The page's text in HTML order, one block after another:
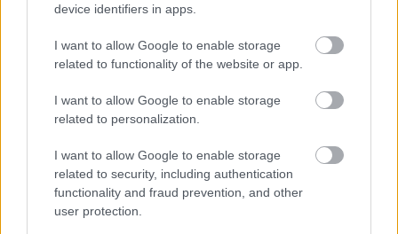
device identifiers in apps.
I want to allow Google to enable storage
related to functionality of the website or app.
I want to allow Google to enable storage
related to personalization.
I want to allow Google to enable storage
related to security, including authentication
functionality and fraud prevention, and other
user protection.
hogy megijesztené ez a pálya, és folyamatosan
hozza a kiemelkedő teljesítményeket. Ebben a
hétvégében eddig végig egy lépéssel George előtt
Hill arra is utalt, hogy ha Russell tudatosan
tartalékolna valamit az időmérő végére, annak
már látszania kellett volna.